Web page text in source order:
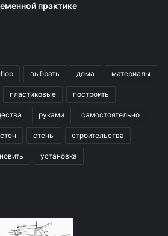
практике
выбрать дома материалы
пластиковые построить
руками самостоятельно
стен стены строительства
установка